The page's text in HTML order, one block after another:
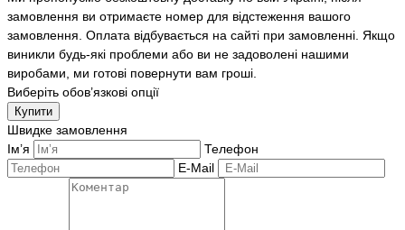
замовлення ви отримаєте номер для відстеження вашого
замовлення. Оплата відбувається на сайті при замовленні. Якщо
виникли будь-які проблеми або ви не задоволені нашими
виробами, ми готові повернути вам гроші.
Виберіть обов’язкові опції
Купити
Швидке замовлення
Ім’я
Телефон
E-Mail